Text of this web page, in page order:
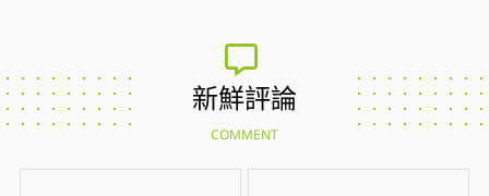
新鮮評論
COMMENT